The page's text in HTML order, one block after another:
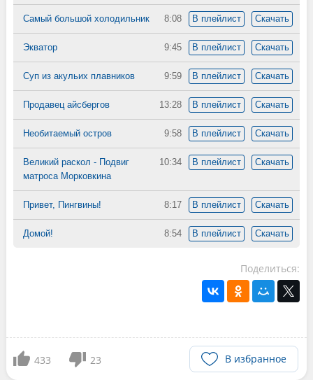
8:08 В плейлист Скачать
Самый большой холодильник
9:45 В плейлист Скачать
Экватор
9:59 В плейлист Скачать
Суп из акульих плавников
13:28 В плейлист Скачать
Продавец айсбергов
9:58 В плейлист Скачать
Необитаемый остров
10:34 В плейлист Скачать
Великий раскол - Подвиг
матроса Морковкина
8:17 В плейлист Скачать
Привет, Пингвины!
8:54 В плейлист Скачать
Домой!
Поделиться:
433 23 В избранное